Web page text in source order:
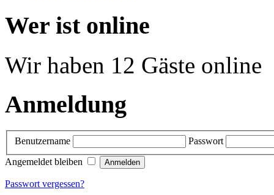
Wer ist online
Wir haben 12 Gäste online
Anmeldung
Benutzername
Passwort
Angemeldet bleiben
Passwort vergessen?